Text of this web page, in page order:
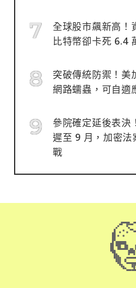
全球股市飆新高！
比特幣卻卡死 6.4
突破傳統防禦！美
網路蠕蟲，可自適
參院確定延後表決
遲至 9 月，加密
戰